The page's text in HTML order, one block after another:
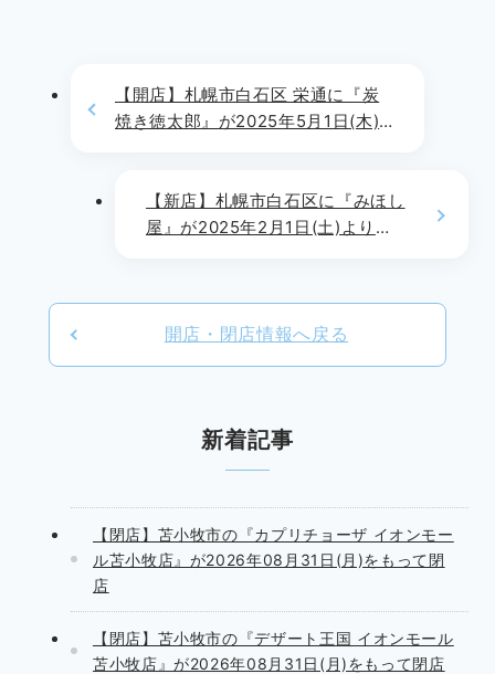
【開店】札幌市白石区 栄通に『炭
焼き徳太郎』が2025年5月1日(木)
【新店】札幌市白石区に『みほし
屋』が2025年2月1日(土)より
開店・閉店情報へ戻る
新着記事
【閉店】苫小牧市の『カプリチョーザ イオンモー
ル苫小牧店』が2026年08月31日(月)をもって閉
店
【閉店】苫小牧市の『デザート王国 イオンモール
苫小牧店』が2026年08月31日(月)をもって閉店